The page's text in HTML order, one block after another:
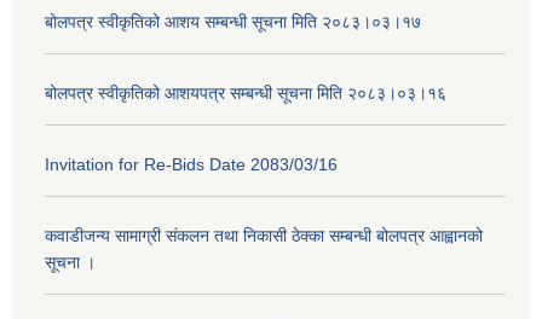
बोलपत्र स्वीकृतिको आशय सम्बन्धी सूचना मिति २०८३।०३।१७
बोलपत्र स्वीकृतिको आशयपत्र सम्बन्धी सूचना मिति २०८३।०३।१६
Invitation for Re-Bids Date 2083/03/16
कवाडीजन्य सामाग्री संकलन तथा निकासी ठेक्का सम्बन्धी बोलपत्र आह्वानको
सूचना ।